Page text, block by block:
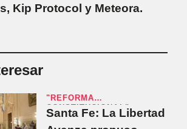
Kip Protocol y Meteora.
"REFORMA
CONSTITUCIONAL"
Santa Fe: La Libertad